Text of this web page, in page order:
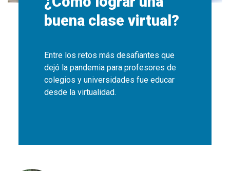
buena clase virtual?
Entre los retos más desafiantes que
dejó la pandemia para profesores de
colegios y universidades fue educar
desde la virtualidad.